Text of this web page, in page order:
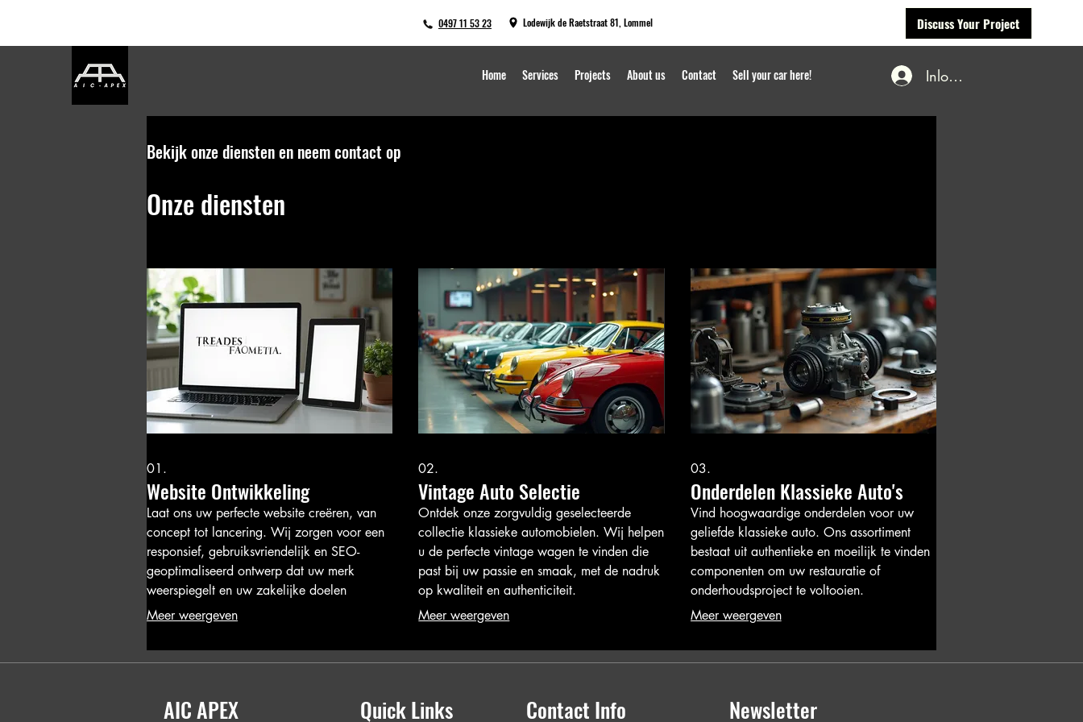
Discuss Your Project
0497 11 53 23 Lodewijk de Raetstraat 81, Lommel
Inloggen
Home Services Projects About us Contact Sell your car here!
Bekijk onze diensten en neem contact op
Onze diensten
01.
Website Ontwikkeling
Laat ons uw perfecte website creëren, van
concept tot lancering. Wij zorgen voor een
responsief, gebruiksvriendelijk en SEO-
geoptimaliseerd ontwerp dat uw merk
weerspiegelt en uw zakelijke doelen
ondersteunt.
Meer weergeven
02.
Vintage Auto Selectie
Ontdek onze zorgvuldig geselecteerde
collectie klassieke automobielen. Wij helpen
u de perfecte vintage wagen te vinden die
past bij uw passie en smaak, met de nadruk
op kwaliteit en authenticiteit.
Meer weergeven
03.
Onderdelen Klassieke Auto's
Vind hoogwaardige onderdelen voor uw
geliefde klassieke auto. Ons assortiment
bestaat uit authentieke en moeilijk te vinden
componenten om uw restauratie of
onderhoudsproject te voltooien.
Meer weergeven
AIC APEX Quick Links Contact Info Newsletter